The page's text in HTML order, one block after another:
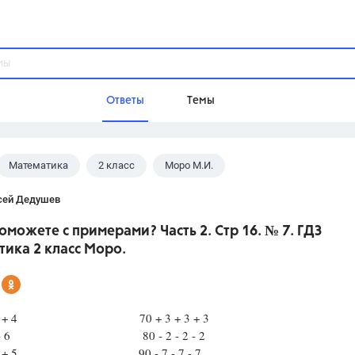
Ответы Темы
Домашнее задание
Учебники
Разумовская М.М.,
Математика 2 класс Моро М.И.
Дедушев
с примерами? Часть 2. Стр 16. № 7. ГДЗ
2 класс Моро.
+ 4 + 4 70 + 3 + 3 + 3
- 6 - 6 80 - 2 - 2 - 2